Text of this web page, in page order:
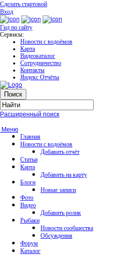
Сделать стартовой
Вход
Гид по сайту
Сервисы:
Новости с водоёмов
Карта
Видеокаталог
Сотрудничество
Контакты
Яндекс Отчёты
Расширенный поиск
Меню
Главная
Новости с водоёмов
Добавить отчёт
Статьи
Карта
Добавить на карту
Блоги
Новые записи
Фото
Видео
Добавить ролик
Рыбаки
Новости сообщества
Обсуждения
Форум
Каталог